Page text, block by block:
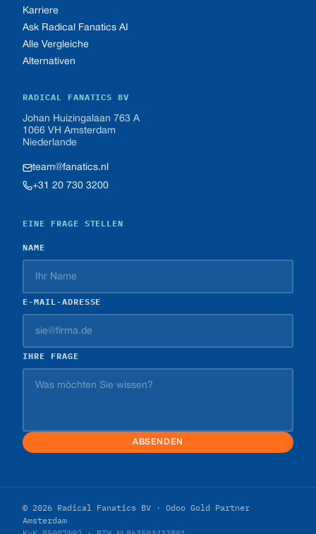
Karriere
Ask Radical Fanatics AI
Alle Vergleiche
Alternativen
RADICAL FANATICS BV
Johan Huizingalaan 763 A
1066 VH Amsterdam
Niederlande
team@fanatics.nl
+31 20 730 3200
EINE FRAGE STELLEN
NAME
E-MAIL-ADRESSE
IHRE FRAGE
ABSENDEN
© 2026 Radical Fanatics BV · Odoo Gold Partner
Amsterdam